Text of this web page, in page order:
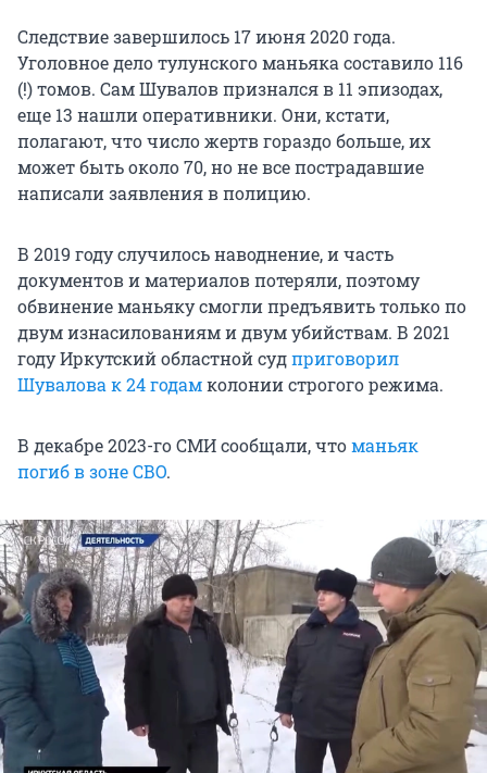
Следствие завершилось 17 июня 2020 года.
Уголовное дело тулунского маньяка составило 116
(!) томов. Сам Шувалов признался в 11 эпизодах,
еще 13 нашли оперативники. Они, кстати,
полагают, что число жертв гораздо больше, их
может быть около 70, но не все пострадавшие
написали заявления в полицию.
В 2019 году случилось наводнение, и часть
документов и материалов потеряли, поэтому
обвинение маньяку смогли предъявить только по
двум изнасилованиям и двум убийствам. В 2021
году Иркутский областной судприговорил
Шувалова к 24 годамколонии строгого режима.
В декабре 2023-го СМИ сообщали, чтоманьяк
погиб в зоне СВО.